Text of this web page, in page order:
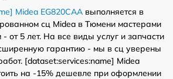
Midea EG820CAA выполняется в
сц Midea в Тюмени мастерами
от 5 лет. На все виды услуг и запчасти
гарантию - мы в сц уверены
[dataset:services:name] Midea
на -15% дешевле при оформлении